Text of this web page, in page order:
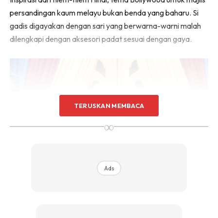
persandingan kaum melayu bukan benda yang baharu. Si
gadis digayakan dengan sari yang berwarna-warni malah
dilengkapi dengan aksesori padat sesuai dengan gaya.
TERUSKAN MEMBACA
∞
Ads